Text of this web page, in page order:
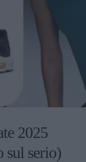
2025
sul serio)